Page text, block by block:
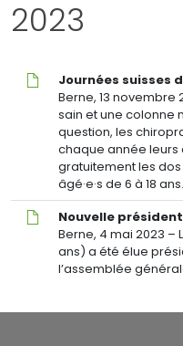
de
tête
la
colonne
cervicale
2023
Journées
suisses
Journées suisses
Berne, 13 novembre
sain et une colonne
question, les
chaque année leurs
gratuitement les dos
âgé·e·s de 6 à 18 ans.
Nouvelle
présidente
l’association
Nouvelle
Berne, 4 mai 2023 –
ans) a été élue
l’assemblée